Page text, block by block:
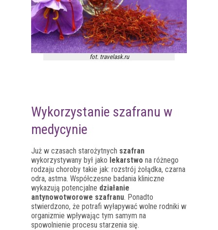
fot. travelask.ru
Wykorzystanie szafranu w
medycynie
Już w czasach starożytnych szafran
wykorzystywany był jako lekarstwo na różnego
rodzaju choroby takie jak: rozstrój żołądka, czarna
odra, astma. Współczesne badania kliniczne
wykazują potencjalne działanie
antynowotworowe szafranu. Ponadto
stwierdzono, że potrafi wyłapywać wolne rodniki w
organizmie wpływając tym samym na
spowolnienie procesu starzenia się.